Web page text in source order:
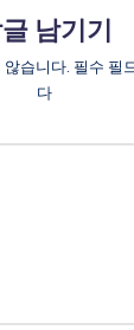
남기기
않습니다. 필수 필
다